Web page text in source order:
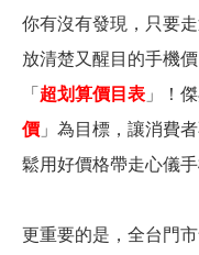
你有沒有發現，只要
放清楚又醒目的手機
「超划算價目表 」！
價」為目標，讓消費
鬆用好價格帶走心儀手
更重要的是，全台門